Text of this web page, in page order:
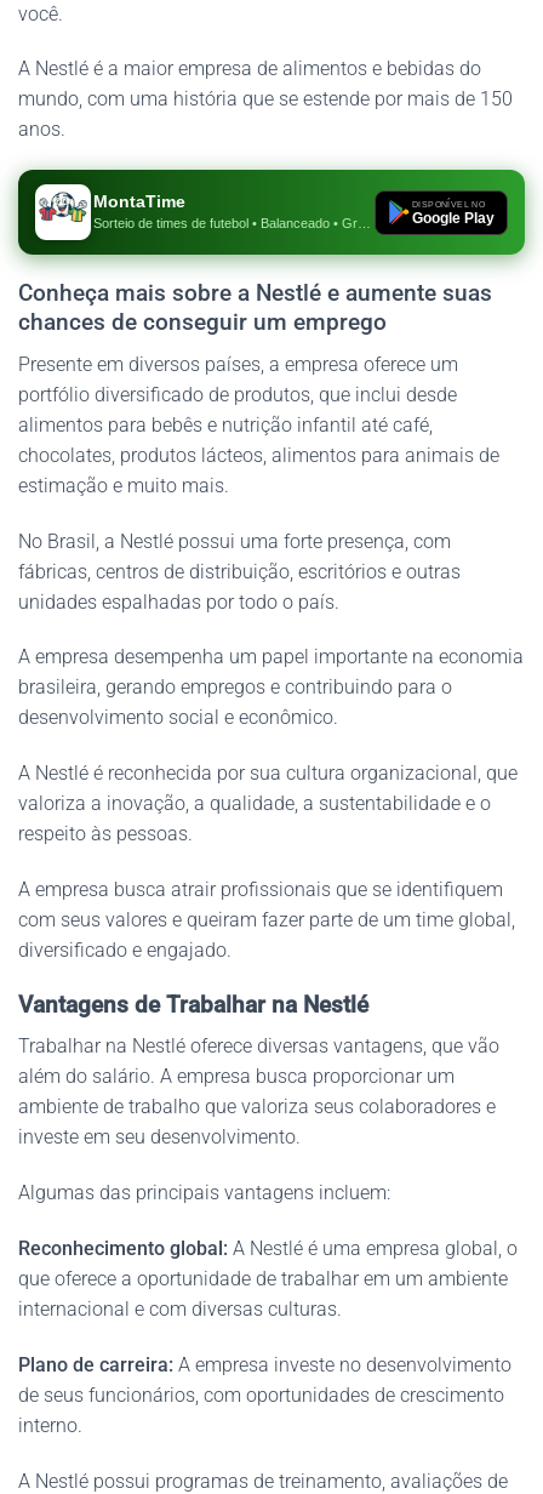
você.
A Nestlé é a maior empresa de alimentos e bebidas do
mundo, com uma história que se estende por mais de 150
anos.
MontaTime DISPONÍVEL NO
Google Play
Conheça mais sobre a Nestlé e aumente suas
chances de conseguir um emprego
Presente em diversos países, a empresa oferece um
portfólio diversificado de produtos, que inclui desde
alimentos para bebês e nutrição infantil até café,
chocolates, produtos lácteos, alimentos para animais de
estimação e muito mais.
No Brasil, a Nestlé possui uma forte presença, com
fábricas, centros de distribuição, escritórios e outras
unidades espalhadas por todo o país.
A empresa desempenha um papel importante na economia
brasileira, gerando empregos e contribuindo para o
desenvolvimento social e econômico.
A Nestlé é reconhecida por sua cultura organizacional, que
valoriza a inovação, a qualidade, a sustentabilidade e o
respeito às pessoas.
A empresa busca atrair profissionais que se identifiquem
com seus valores e queiram fazer parte de um time global,
diversificado e engajado.
Vantagens de Trabalhar na Nestlé
Trabalhar na Nestlé oferece diversas vantagens, que vão
além do salário. A empresa busca proporcionar um
ambiente de trabalho que valoriza seus colaboradores e
investe em seu desenvolvimento.
Algumas das principais vantagens incluem:
Reconhecimento global: A Nestlé é uma empresa global, o
que oferece a oportunidade de trabalhar em um ambiente
internacional e com diversas culturas.
Plano de carreira: A empresa investe no desenvolvimento
de seus funcionários, com oportunidades de crescimento
interno.
A Nestlé possui programas de treinamento, avaliações de